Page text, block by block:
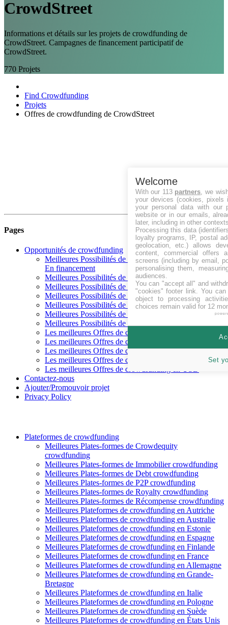
CrowdStreet
Informations et détails sur les projets de crowdfunding de
CrowdStreet. Campagnes de financement participatif de
CrowdStreet.
770 Projets
Find Crowdfunding
Projets
Offres de crowdfunding de CrowdStreet
Pages
Opportunités de crowdfunding
Meilleures Possibilités de crowdfunding
En financement
Meilleures Possibilités de crowdfunding Arrive bientôt
Meilleures Possibilités de crowdfunding Financé
Meilleures Possibilités de crowdfunding Remboursé
Meilleures Possibilités de crowdfunding Crowdequity
Meilleures Possibilités de crowdfunding Crowdlending
Meilleures Possibilités de crowdfunding Récompense
Les meilleures Offres de crowdfunding en CHF
Les meilleures Offres de crowdfunding en EUR
Les meilleures Offres de crowdfunding en GBP
Les meilleures Offres de crowdfunding en SEK
Les meilleures Offres de crowdfunding en USD
Contactez-nous
Ajouter/Promouvoir projet
Privacy Policy
Plateformes de crowdfunding
Meilleures Plates-formes de Crowdequity
crowdfunding
Meilleures Plates-formes de Immobilier crowdfunding
Meilleures Plates-formes de Debt crowdfunding
Meilleures Plates-formes de P2P crowdfunding
Meilleures Plates-formes de Royalty crowdfunding
Meilleures Plates-formes de Récompense crowdfunding
Meilleures Plateformes de crowdfunding en Autriche
Meilleures Plateformes de crowdfunding en Australie
Meilleures Plateformes de crowdfunding en Estonie
Meilleures Plateformes de crowdfunding en Espagne
Meilleures Plateformes de crowdfunding en Finlande
Meilleures Plateformes de crowdfunding en France
Meilleures Plateformes de crowdfunding en Allemagne
Meilleures Plateformes de crowdfunding en Grande-
Bretagne
Meilleures Plateformes de crowdfunding en Italie
Meilleures Plateformes de crowdfunding en Pologne
Meilleures Plateformes de crowdfunding en Suède
Meilleures Plateformes de crowdfunding en États Unis
Welcome
With our 113 partners , we
your devices (cookies, pixels
your personal data with our
website or in our emails,
later, including in other
Processing this data
loyalty programs, IP, postal
geolocation, etc.) allows
content, commercial offers
screens (including by email,
personalising them,
audiences.
You can "accept all" and
"cookies" footer link . You
object to processing
choices remain valid for 12
Set